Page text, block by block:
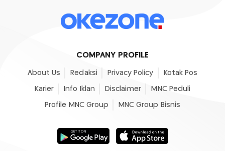
COMPANY PROFILE
About Us Redaksi Privacy Policy Kotak Pos
Karier Info Iklan Disclaimer MNC Peduli
Profile MNC Group MNC Group Bisnis